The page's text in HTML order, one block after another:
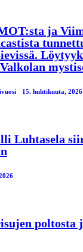
ja
15. huhtikuuta, 2026
Luhtasela
poltosta